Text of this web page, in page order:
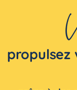
propulsez